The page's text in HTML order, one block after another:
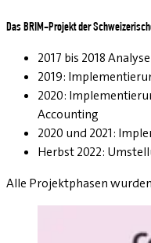
Das BRIM-Projekt der
2017 bis 2018
2019:
2020:
Accounting
2020 und 2021:
Herbst 2022:
Alle Projektphasen